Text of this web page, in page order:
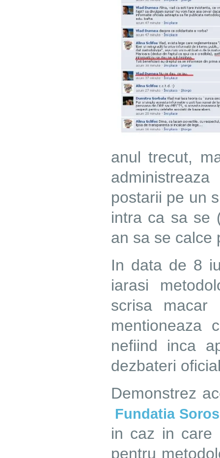
anul trecut,
postarii pe un
intra ca sa se
an sa se calce
In data de 8
iarasi
scrisa
mentioneaza
nefiind inca
dezbateri
Demonstrez
Fundatia Soros
in caz in care
pentru